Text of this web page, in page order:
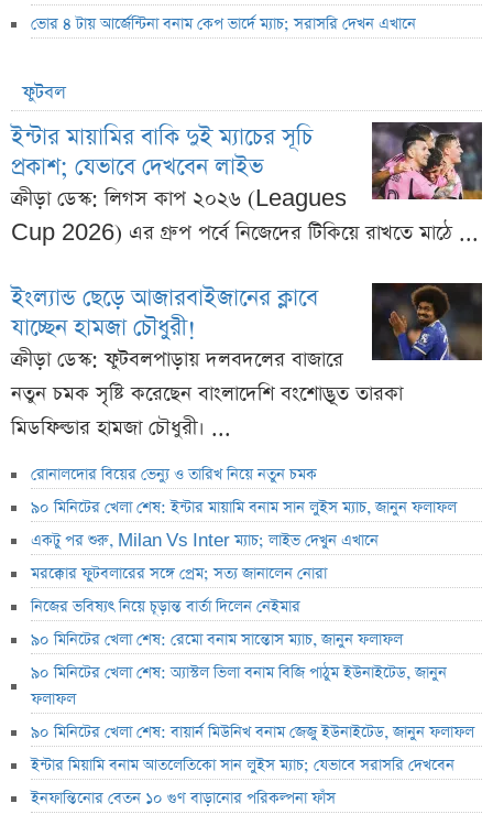
ভোর ৪ টায় আর্জেন্টিনা বনাম কেপ ভার্দে ম্যাচ; সরাসরি দেখন এখানে
ফুটবল
ইন্টার মায়ামির বাকি দুই ম্যাচের সূচি
প্রকাশ; যেভাবে দেখবেন লাইভ
ক্রীড়া ডেস্ক: লিগস কাপ ২০২৬ (Leagues
Cup 2026) এর গ্রুপ পর্বে নিজেদের টিকিয়ে রাখতে মাঠে ...
ইংল্যান্ড ছেড়ে আজারবাইজানের ক্লাবে
যাচ্ছেন হামজা চৌধুরী!
ক্রীড়া ডেস্ক: ফুটবলপাড়ায় দলবদলের বাজারে
নতুন চমক সৃষ্টি করেছেন বাংলাদেশি বংশোদ্ভূত তারকা
মিডফিল্ডার হামজা চৌধুরী। ...
রোনালদোর বিয়ের ভেন্যু ও তারিখ নিয়ে নতুন চমক
৯০ মিনিটের খেলা শেষ: ইন্টার মায়ামি বনাম সান লুইস ম্যাচ, জানুন ফলাফল
একটু পর শুরু, Milan Vs Inter ম্যাচ; লাইভ দেখুন এখানে
মরক্কোর ফুটবলারের সঙ্গে প্রেম; সত্য জানালেন নোরা
নিজের ভবিষ্যৎ নিয়ে চূড়ান্ত বার্তা দিলেন নেইমার
৯০ মিনিটের খেলা শেষ: রেমো বনাম সান্তোস ম্যাচ, জানুন ফলাফল
৯০ মিনিটের খেলা শেষ: অ্যাস্টল ভিলা বনাম বিজি পাঠুম ইউনাইটেড, জানুন
ফলাফল
৯০ মিনিটের খেলা শেষ: বায়ার্ন মিউনিখ বনাম জেজু ইউনাইটেড, জানুন ফলাফল
ইন্টার মিয়ামি বনাম আতলেতিকো সান লুইস ম্যাচ; যেভাবে সরাসরি দেখবেন
ইনফান্তিনোর বেতন ১০ গুণ বাড়ানোর পরিকল্পনা ফাঁস